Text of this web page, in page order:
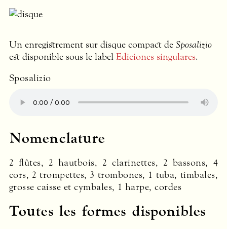
Un enregistrement sur disque compact de Sposalizio
est disponible sous le label Ediciones singulares.
Sposalizio
Nomenclature
2 flûtes, 2 hautbois, 2 clarinettes, 2 bassons, 4
cors, 2 trompettes, 3 trombones, 1 tuba, timbales,
grosse caisse et cymbales, 1 harpe, cordes
Toutes les formes disponibles